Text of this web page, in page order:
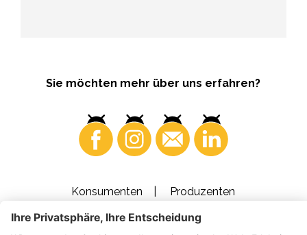
Sie möchten mehr über uns erfahren?
Konsumenten Produzenten